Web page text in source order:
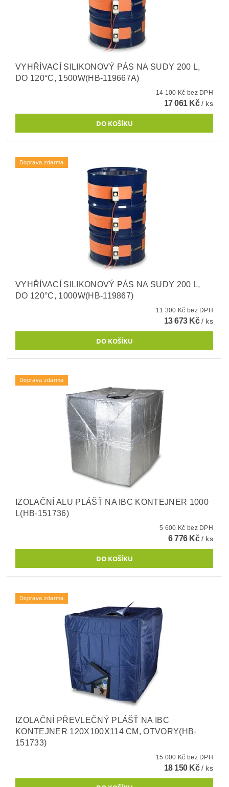
VYHŘÍVACÍ SILIKONOVÝ PÁS NA SUDY 200 L,
DO 120°C, 1500W(HB-119667A)
14 100 Kč bez DPH
17 061 Kč/ ks
Doprava zdarma
VYHŘÍVACÍ SILIKONOVÝ PÁS NA SUDY 200 L,
DO 120°C, 1000W(HB-119867)
11 300 Kč bez DPH
13 673 Kč/ ks
Doprava zdarma
IZOLAČNÍ ALU PLÁŠŤ NA IBC KONTEJNER 1000
L(HB-151736)
5 600 Kč bez DPH
6 776 Kč/ ks
Doprava zdarma
IZOLAČNÍ PŘEVLEČNÝ PLÁŠŤ NA IBC
KONTEJNER 120X100X114 CM, OTVORY(HB-
151733)
15 000 Kč bez DPH
18 150 Kč/ ks